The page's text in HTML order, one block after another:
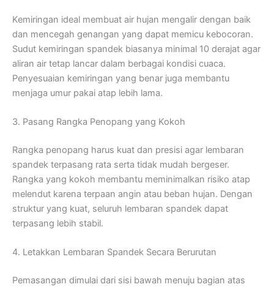
Kemiringan ideal membuat air hujan mengalir dengan baik
dan mencegah genangan yang dapat memicu kebocoran.
Sudut kemiringan spandek biasanya minimal 10 derajat agar
aliran air tetap lancar dalam berbagai kondisi cuaca.
Penyesuaian kemiringan yang benar juga membantu
menjaga umur pakai atap lebih lama.
3. Pasang Rangka Penopang yang Kokoh
Rangka penopang harus kuat dan presisi agar lembaran
spandek terpasang rata serta tidak mudah bergeser.
Rangka yang kokoh membantu meminimalkan risiko atap
melendut karena terpaan angin atau beban hujan. Dengan
struktur yang kuat, seluruh lembaran spandek dapat
terpasang lebih stabil.
4. Letakkan Lembaran Spandek Secara Berurutan
Pemasangan dimulai dari sisi bawah menuju bagian atas